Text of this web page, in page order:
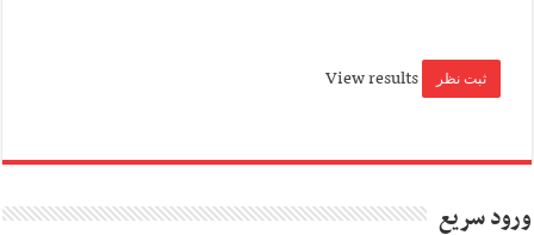
View results
ورود سریع